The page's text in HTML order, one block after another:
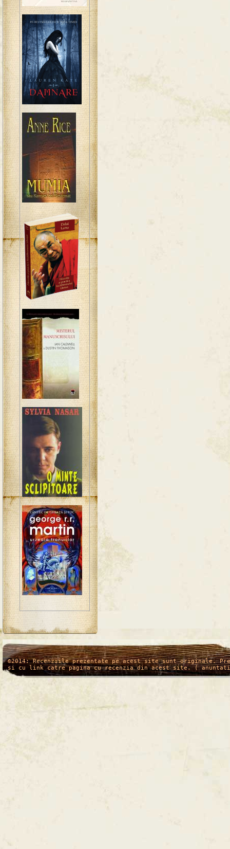
/* */
©2014: Recenziile prezentate pe acest site sunt originale.
si cu link catre pagina cu recenzia din acest site. (